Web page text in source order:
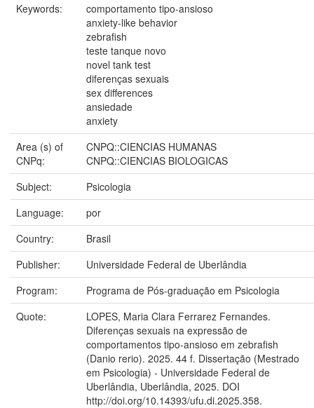
Keywords:
comportamento tipo-ansioso
anxiety-like behavior
zebrafish
teste tanque novo
novel tank test
diferenças sexuais
sex differences
ansiedade
anxiety
Area (s) of
CNPq:
CNPQ::CIENCIAS HUMANAS
CNPQ::CIENCIAS BIOLOGICAS
Subject:
Psicologia
Language:
por
Country:
Brasil
Publisher:
Universidade Federal de Uberlândia
Program:
Programa de Pós-graduação em Psicologia
Quote:
LOPES, Maria Clara Ferrarez Fernandes.
Diferenças sexuais na expressão de
comportamentos tipo-ansioso em zebrafish
(Danio rerio). 2025. 44 f. Dissertação (Mestrado
em Psicologia) - Universidade Federal de
Uberlândia, Uberlândia, 2025. DOI
http://doi.org/10.14393/ufu.di.2025.358.